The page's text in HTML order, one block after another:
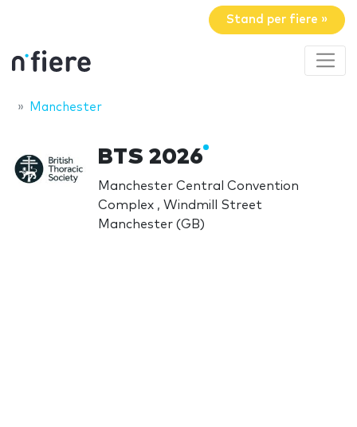
Stand per fiere »
Manchester
BTS 2026
Manchester Central Convention
Complex , Windmill Street
Manchester (GB)